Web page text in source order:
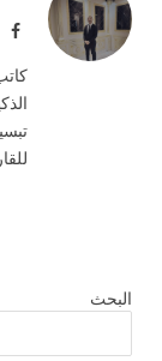
البحث